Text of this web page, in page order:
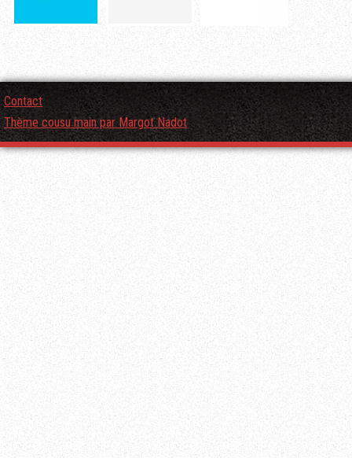
Contact
Thème cousu main par Margot Nadot